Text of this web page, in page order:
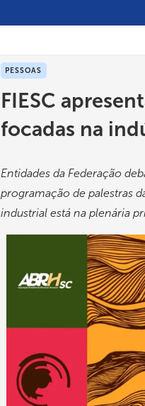
PESSOAS
FIESC
focadas na
Entidades da Federação
programação de palestras
industrial está na plenária